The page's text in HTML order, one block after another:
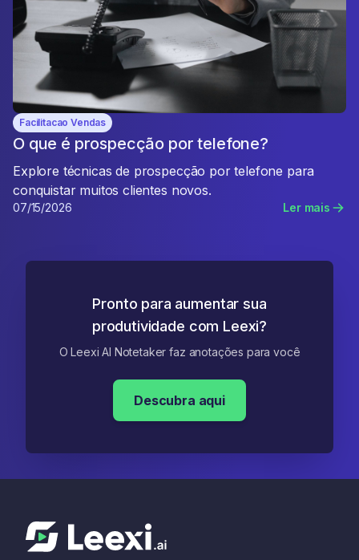
Facilitacao Vendas
O que é prospecção por telefone?
Explore técnicas de prospecção por telefone para
conquistar muitos clientes novos.
07/15/2026 Ler mais
Pronto para aumentar sua
produtividade com Leexi?
O Leexi AI Notetaker faz anotações para você
Descubra aqui